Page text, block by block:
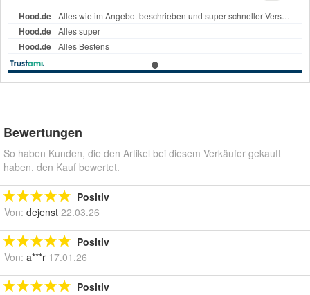
Bewertungen
So haben Kunden, die den Artikel bei diesem Verkäufer gekauft
haben, den Kauf bewertet.
Positiv
Von: dejenst 22.03.26
Positiv
Von: a***r 17.01.26
Positiv